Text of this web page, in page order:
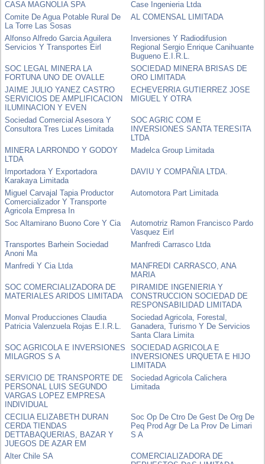
CASA MAGNOLIA SPA
Case Ingenieria Ltda
Comite De Agua Potable Rural De
La Torre Las Sosas
AL COMENSAL LIMITADA
Alfonso Alfredo Garcia Aguilera
Servicios Y Transportes Eirl
Inversiones Y Radiodifusion
Regional Sergio Enrique Canihuante
Bugueno E.I.R.L.
SOC LEGAL MINERA LA
FORTUNA UNO DE OVALLE
SOCIEDAD MINERA BRISAS DE
ORO LIMITADA
JAIME JULIO YANEZ CASTRO
SERVICIOS DE AMPLIFICACION
ILUMINACION Y EVEN
ECHEVERRIA GUTIERREZ JOSE
MIGUEL Y OTRA
Sociedad Comercial Asesora Y
Consultora Tres Luces Limitada
SOC AGRIC COM E
INVERSIONES SANTA TERESITA
LTDA
MINERA LARRONDO Y GODOY
LTDA
Madelca Group Limitada
Importadora Y Exportadora
Karakaya Limitada
DAVIU Y COMPAÑIA LTDA.
Miguel Carvajal Tapia Productor
Comercializador Y Transporte
Agricola Empresa In
Automotora Part Limitada
Soc Altamirano Buono Core Y Cia
Automotriz Ramon Francisco Pardo
Vasquez Eirl
Transportes Barhein Sociedad
Anoni Ma
Manfredi Carrasco Ltda
Manfredi Y Cia Ltda
MANFREDI CARRASCO, ANA
MARIA
SOC COMERCIALIZADORA DE
MATERIALES ARIDOS LIMITADA
PIRAMIDE INGENIERIA Y
CONSTRUCCION SOCIEDAD DE
RESPONSABILIDAD LIMITADA
Monval Producciones Claudia
Patricia Valenzuela Rojas E.I.R.L.
Sociedad Agricola, Forestal,
Ganadera, Turismo Y De Servicios
Santa Clara Limita
SOC AGRICOLA E INVERSIONES
MILAGROS S A
SOCIEDAD AGRICOLA E
INVERSIONES URQUETA E HIJO
LIMITADA
SERVICIO DE TRANSPORTE DE
PERSONAL LUIS SEGUNDO
VARGAS LOPEZ EMPRESA
INDIVIDUAL
Sociedad Agricola Calichera
Limitada
CECILIA ELIZABETH DURAN
CERDA TIENDAS
DETTABAQUERIAS, BAZAR Y
JUEGOS DE AZAR EM
Soc Op De Ctro De Gest De Org De
Peq Prod Agr De La Prov De Limari
S A
Alter Chile SA
COMERCIALIZADORA DE